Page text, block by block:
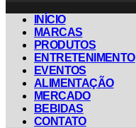
INÍCIO
MARCAS
PRODUTOS
ENTRETENIMENTO
EVENTOS
ALIMENTAÇÃO
MERCADO
BEBIDAS
CONTATO